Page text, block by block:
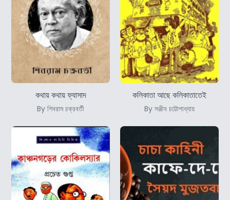
কথায় কথায় ফ্যাসাদ
By শিবরাম চক্রবর্তী
কলিকাতা আছে কলিকাতাতেই
By সঞ্জীব চট্টোপাধ্যায়